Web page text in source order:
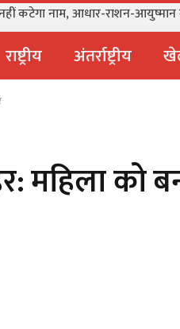
कटेगा नाम, आधार-राशन-आयुष्मान
राष्ट्रीय अंतर्राष्ट्रीय
को